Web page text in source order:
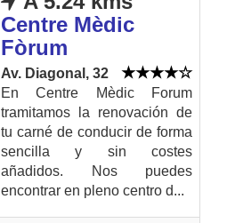
Centre Mèdic
Fòrum
Av. Diagonal, 32
En Centre Mèdic Forum
tramitamos la renovación de
tu carné de conducir de forma
sencilla y sin costes
añadidos. Nos puedes
encontrar en pleno centro d...